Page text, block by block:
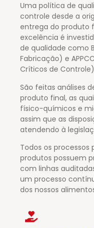
Uma política de
controle desde a
entrega do produto
excelência é
de qualidade como
Fabricação) e
Críticos de
São feitas análises
produto final, as
físico-químicos e
assim que as
atendendo à
Todos os processos
produtos possuem
com linhas
um processo
dos nossos